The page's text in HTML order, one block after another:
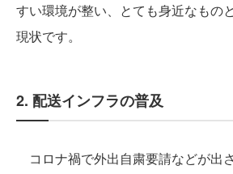
すい環境が整い、とても身近なもの
現状です。
2. 配送インフラの普及
コロナ禍で外出自粛要請などが出